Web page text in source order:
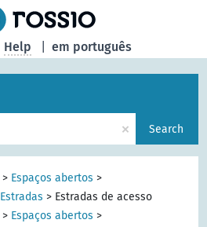
em português
Help
× Search
> Espaços abertos >
Estradas > Estradas de acesso
> Espaços abertos >